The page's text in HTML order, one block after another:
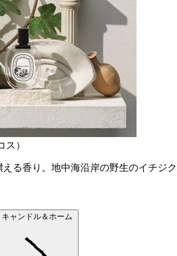
ス）
る香り。地中海沿岸の野生のイチジク
キャンドル＆ホーム